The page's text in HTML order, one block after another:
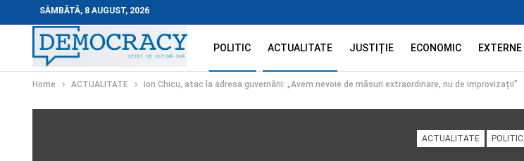
SÂMBĂTĂ, 8 AUGUST, 2026
POLITIC ACTUALITATE JUSTIȚIE ECONOMIC EXTERNE
Home ACTUALITATE Ion Chicu, atac la adresa guvernării: „Avem nevoie de măsuri extraordinare, nu de improvizații”
ACTUALITATE POLITIC